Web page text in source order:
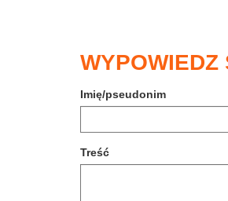
WYPOWIEDZ
Imię/pseudonim
Treść